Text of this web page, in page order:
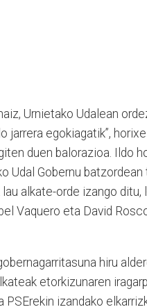
Urnietako Udalean
jarrera egokiagatik”,
duen balorazioa. Ildo
Udal Gobernu
alkate-orde izango ditu,
Vaquero eta David
hiru
etorkizunaren
PSErekin izandako